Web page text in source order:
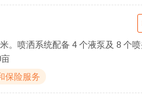
。喷洒系统配备 4 个液泵及 8 个
保险服务